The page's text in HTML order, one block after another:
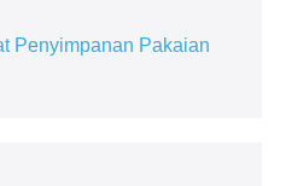
Penyimpanan Pakaian